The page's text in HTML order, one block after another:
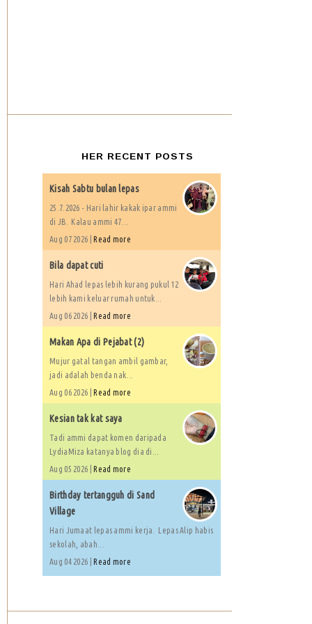
HER RECENT POSTS
Kisah Sabtu bulan lepas
25.7.2026 - Hari lahir kakak ipar ammi
di JB. Kalau ammi 47...
Aug 07 2026 | Read more
Bila dapat cuti
Hari Ahad lepas lebih kurang pukul 12
lebih kami keluar rumah untuk...
Aug 06 2026 | Read more
Makan Apa di Pejabat (2)
Mujur gatal tangan ambil gambar,
jadi adalah benda nak...
Aug 06 2026 | Read more
Kesian tak kat saya
Tadi ammi dapat komen daripada
LydiaMiza katanya blog dia di...
Aug 05 2026 | Read more
Birthday tertangguh di Sand
Village
Hari Jumaat lepas ammi kerja. Lepas Alip habis
sekolah, abah...
Aug 04 2026 | Read more